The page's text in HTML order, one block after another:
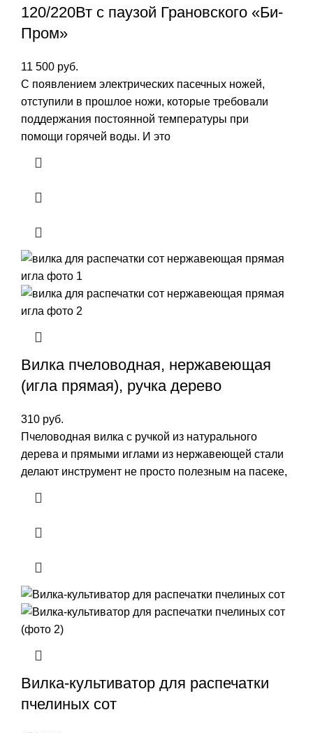
120/220Вт с паузой Грановского «Би-
Пром»
11 500 руб.
С появлением электрических пасечных ножей,
отступили в прошлое ножи, которые требовали
поддержания постоянной температуры при
помощи горячей воды. И это
Вилка пчеловодная, нержавеющая
(игла прямая), ручка дерево
310 руб.
Пчеловодная вилка с ручкой из натурального
дерева и прямыми иглами из нержавеющей стали
делают инструмент не просто полезным на пасеке,
Вилка-культиватор для распечатки
пчелиных сот